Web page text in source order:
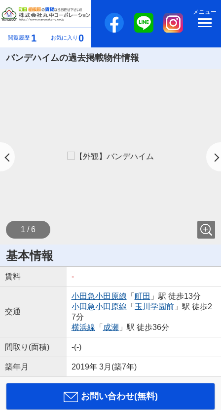
閲覧履歴 1 お気に入り 0
メニュー
バンデハイムの過去掲載物件情報
1 / 6
基本情報
賃料 -
交通
小田急小田原線 「 町田 」駅 徒歩13分
小田急小田原線 「 玉川学園前」駅 徒歩2
7分
横浜線 「 成瀬」駅 徒歩36分
間取り(面積) -(-)
築年月 2019年 3月(築7年)
お問い合わせ(無料)